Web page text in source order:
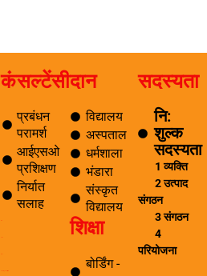
कंसल्टेंसी
प्रबंधन
परामर्श
आईएसओ
प्रशिक्षण
निर्यात
सलाह
दान
विद्यालय
अस्पताल
धर्मशाला
भंडारा
संस्कृत
विद्यालय
शिक्षा
बोर्डिंग -
सदस्यता
नि:
शुल्क
सदस्यता
1 व्यक्ति
2 उत्पाद
संगठन
3 संगठन
4
परियोजना